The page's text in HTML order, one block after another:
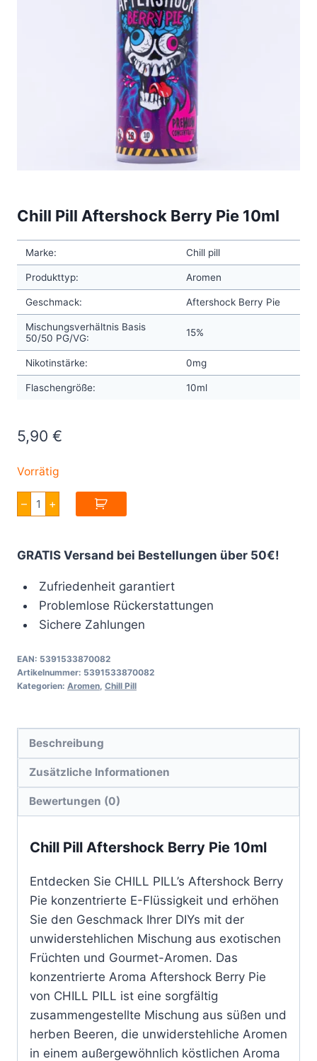
Chill Pill Aftershock Berry Pie 10ml
Marke: Chill pill
Produkttyp: Aromen
Geschmack: Aftershock Berry Pie
Mischungsverhältnis Basis
50/50 PG/VG:
15%
Nikotinstärke: 0mg
Flaschengröße: 10ml
5,90 €
Vorrätig
–
Chill
Pill
Aftershock
10ml
+
GRATIS Versand bei Bestellungen über 50€!
Zufriedenheit garantiert
Problemlose Rückerstattungen
Sichere Zahlungen
EAN: 5391533870082
Artikelnummer: 5391533870082
Kategorien: Aromen, Chill Pill
Beschreibung
Zusätzliche Informationen
Bewertungen (0)
Chill Pill Aftershock Berry Pie 10ml
Entdecken Sie CHILL PILL’s Aftershock Berry
Pie konzentrierte E-Flüssigkeit und erhöhen
Sie den Geschmack Ihrer DIYs mit der
unwiderstehlichen Mischung aus exotischen
Früchten und Gourmet-Aromen. Das
konzentrierte Aroma Aftershock Berry Pie
von CHILL PILL ist eine sorgfältig
zusammengestellte Mischung aus süßen und
herben Beeren, die unwiderstehliche Aromen
in einem außergewöhnlich köstlichen Aroma